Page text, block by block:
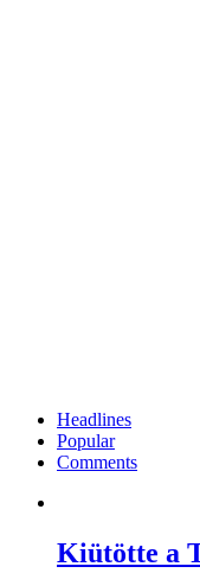
Headlines
Popular
Comments
Kiütötte a